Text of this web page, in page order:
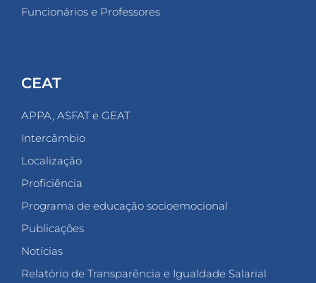
Funcionários e Professores
CEAT
APPA, ASFAT e GEAT
Intercâmbio
Localização
Proficiência
Programa de educação socioemocional
Publicações
Notícias
Relatório de Transparência e Igualdade Salarial